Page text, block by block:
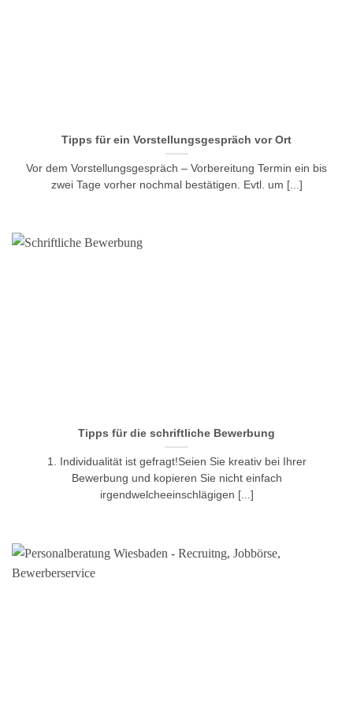
Tipps für ein Vorstellungsgespräch vor Ort
Vor dem Vorstellungsgespräch – Vorbereitung Termin ein bis
zwei Tage vorher nochmal bestätigen. Evtl. um [...]
Tipps für die schriftliche Bewerbung
1. Individualität ist gefragt!Seien Sie kreativ bei Ihrer
Bewerbung und kopieren Sie nicht einfach
irgendwelcheeinschlägigen [...]